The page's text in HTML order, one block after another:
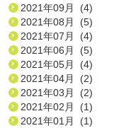
2021年09月 (4)
2021年08月 (5)
2021年07月 (4)
2021年06月 (5)
2021年05月 (4)
2021年04月 (2)
2021年03月 (2)
2021年02月 (1)
2021年01月 (1)